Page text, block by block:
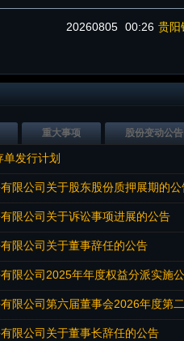
20260805 00:26 贵阳
重大事项 股份变动公告
发行计划
限公司关于股东股份质押展期的公
限公司关于诉讼事项进展的公告
限公司关于董事辞任的公告
限公司2025年年度权益分派实施
限公司第六届董事会2026年度第
限公司关于董事长辞任的公告